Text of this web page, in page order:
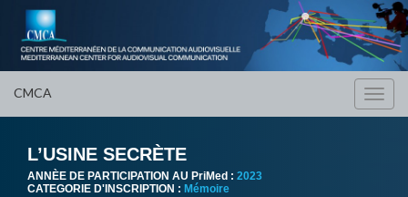
CMCA
L’USINE SECRÈTE
ANNÈE DE PARTICIPATION AU PriMed : 2023
CATEGORIE D'INSCRIPTION : Mémoire